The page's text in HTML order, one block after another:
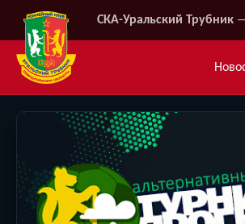
СКА-Уральский Трубник